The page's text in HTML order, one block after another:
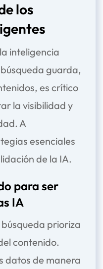
los
inteligencia
guarda,
es crítico
la visibilidad y
A
esenciales
de la IA.
para ser
IA
prioriza
contenido.
datos de manera